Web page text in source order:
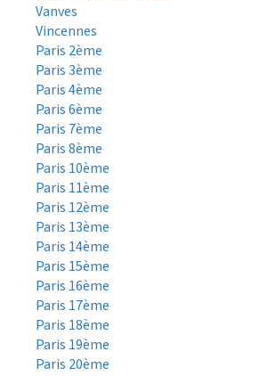
Vanves
Vincennes
Paris 2ème
Paris 3ème
Paris 4ème
Paris 6ème
Paris 7ème
Paris 8ème
Paris 10ème
Paris 11ème
Paris 12ème
Paris 13ème
Paris 14ème
Paris 15ème
Paris 16ème
Paris 17ème
Paris 18ème
Paris 19ème
Paris 20ème